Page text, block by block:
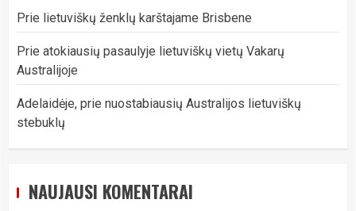
Prie lietuviškų ženklų karštajame Brisbene
Prie atokiausių pasaulyje lietuviškų vietų Vakarų
Australijoje
Adelaidėje, prie nuostabiausių Australijos lietuviškų
stebuklų
NAUJAUSI KOMENTARAI